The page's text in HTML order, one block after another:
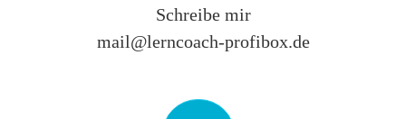
Schreibe mir
mail@lerncoach-profibox.de